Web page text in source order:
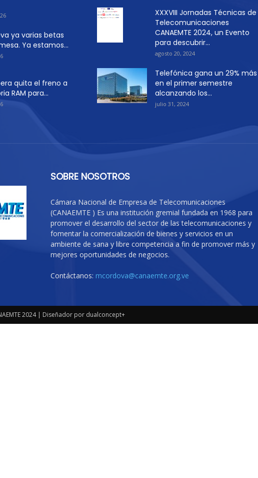
ya varias betas
Ya estamos...
quita el freno a
RAM para...
XXXVIII Jornadas Técnicas de
Telecomunicaciones
CANAEMTE 2024, un Evento
para descubrir...
agosto 20, 2024
Telefónica gana un 29% más
en el primer semestre
alcanzando los...
julio 31, 2024
SOBRE NOSOTROS
Cámara Nacional de Empresa de Telecomunicaciones
(CANAEMTE ) Es una institución gremial fundada en 1968 para
promover el desarrollo del sector de las telecomunicaciones y
fomentar la comercialización de bienes y servicios en un
ambiente de sana y libre competencia a fin de promover más y
mejores oportunidades de negocios.
Contáctanos: mcordova@canaemte.org.ve
2024 | Diseñador por dualconcept+